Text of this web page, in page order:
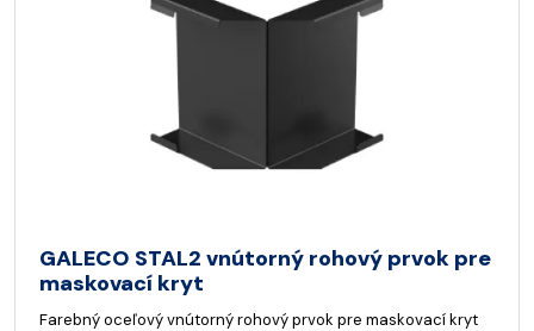
GALECO STAL2 vnútorný rohový prvok pre
maskovací kryt
Farebný oceľový vnútorný rohový prvok pre maskovací kryt